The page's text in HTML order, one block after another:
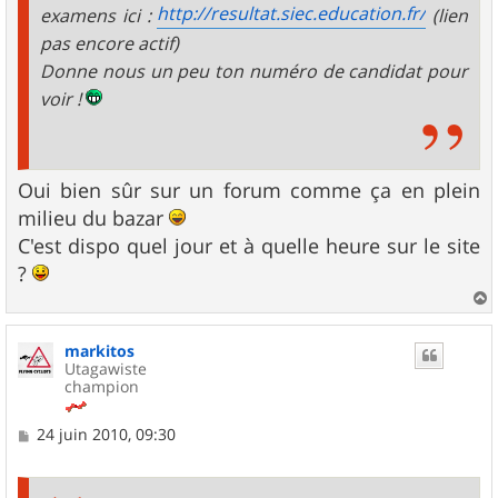
examens ici : http://resultat.siec.education.fr/ (lien
pas encore actif)
Donne nous un peu ton numéro de candidat pour
voir !
Oui bien sûr sur un forum comme ça en plein
milieu du bazar
C'est dispo quel jour et à quelle heure sur le site
?
a
markitos
Utagawiste
champion
M
24 juin 2010, 09:30